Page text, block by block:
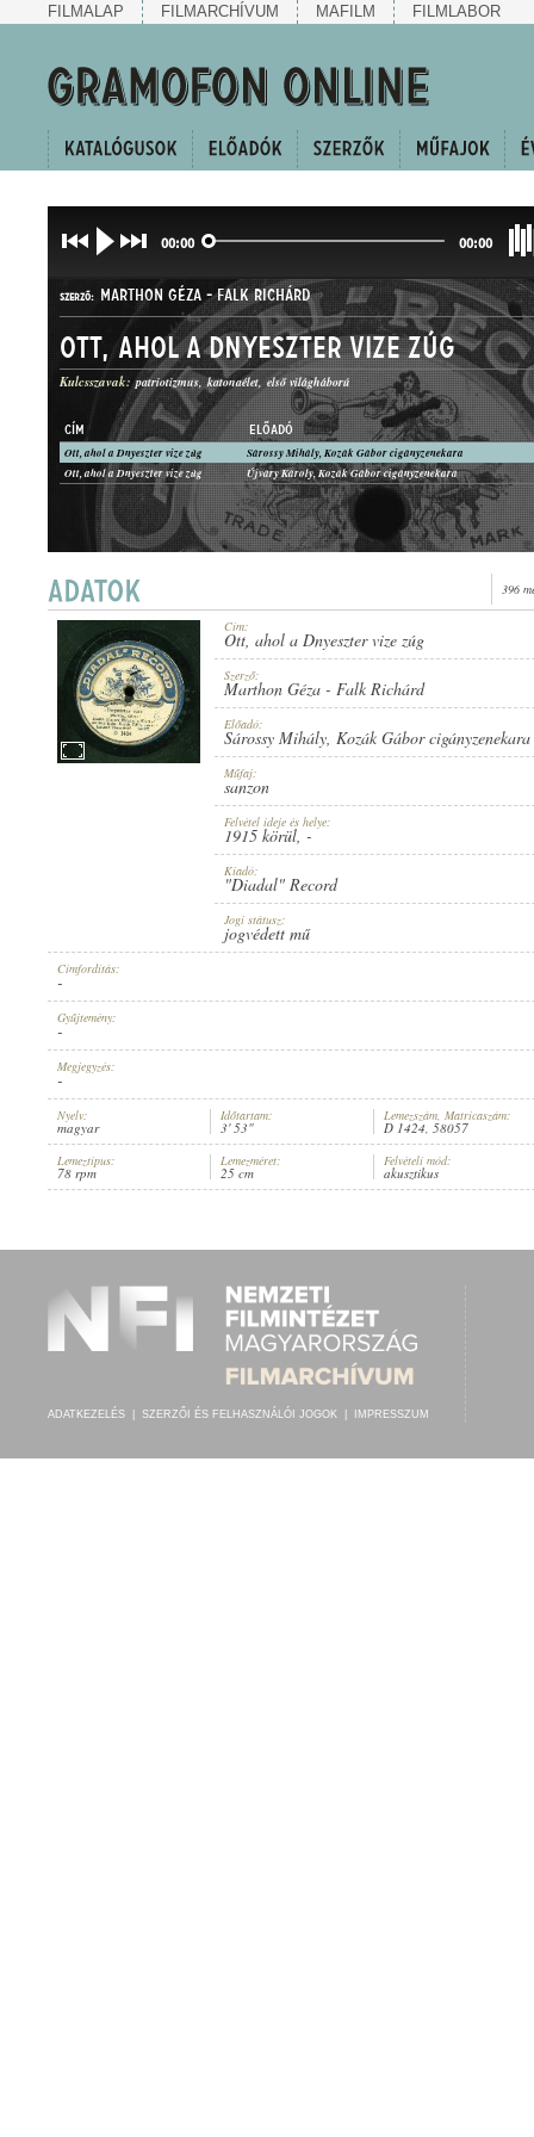
FILMALAP FILMARCHÍVUM MAFILM FILMLABOR
00:00 00:00
ELŐADÓ: SÁROSSY MIHÁLY,KOZÁK GÁBOR CIGÁNYZENEKARA
SZERZŐ: MARTHON GÉZA -FALK RICHÁRD
MŰFAJ: SANZON
MEGJELENÉS IDEJE: 1915 KÖRÜL
LEMEZSZÁM:
Ott, ahol a Dnyeszter vize zúg
Kulcsszavak: patriotizmus katonaélet első világháború
CÍM ELŐADÓ
Ott, ahol a Dnyeszter vize zúg
Sárossy Mihály, Kozák Gábor cigányzenekara
Ott, ahol a Dnyeszter vize zúg
Újváry Károly, Kozák Gábor cigányzenekara
396
Cím:
Ott, ahol a Dnyeszter vize zúg
Szerző:
Marthon Géza - Falk Richárd
Előadó:
Sárossy Mihály, Kozák Gábor cigányzenekara
Műfaj:
sanzon
Felvétel ideje és helye:
1915 körül, -
Kiadó:
"Diadal" Record
Jogi státusz:
jogvédett mű
Címfordítás:
-
Gyűjtemény:
-
Megjegyzés:
-
Nyelv:
magyar
Időtartam:
3' 53"
Lemezszám, Matricaszám:
D 1424, 58057
Lemeztípus:
78 rpm
Lemezméret:
25 cm
Felvételi mód:
akusztikus
ADATKEZELÉS SZERZŐI ÉS FELHASZNÁLÓI JOGOK IMPRESSZUM